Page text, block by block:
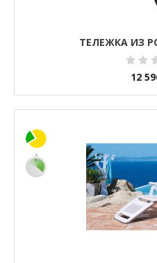
ТЕЛЕЖКА ИЗ
12